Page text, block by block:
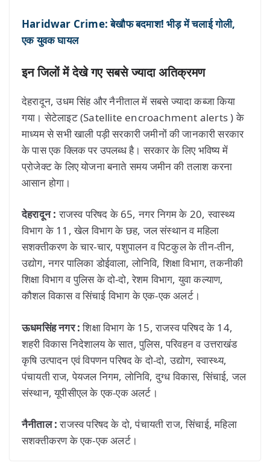
Haridwar Crime: बेखौफ बदमाश! भीड़ में चलाई गोली,
एक युवक घायल
इन जिलों में देखे गए सबसे ज्यादा अतिक्रमण
देहरादून, उधम सिंह और नैनीताल में सबसे ज्यादा कब्जा किया
गया। सेटेलाइट (Satellite encroachment alerts ) के
माध्यम से सभी खाली पड़ी सरकारी जमीनों की जानकारी सरकार
के पास एक क्लिक पर उपलब्ध है। सरकार के लिए भविष्य में
प्रोजेक्ट के लिए योजना बनाते समय जमीन की तलाश करना
आसान होगा।
देहरादून :राजस्व परिषद के 65, नगर निगम के 20, स्वास्थ्य
विभाग के 11, खेल विभाग के छह, जल संस्थान व महिला
सशक्तीकरण के चार-चार, पशुपालन व पिटकुल के तीन-तीन,
उद्योग, नगर पालिका डोईवाला, लोनिवि, शिक्षा विभाग, तकनीकी
शिक्षा विभाग व पुलिस के दो-दो, रेशम विभाग, युवा कल्याण,
कौशल विकास व सिंचाई विभाग के एक-एक अलर्ट।
ऊधमसिंह नगर :शिक्षा विभाग के 15, राजस्व परिषद के 14,
शहरी विकास निदेशालय के सात, पुलिस, परिवहन व उत्तराखंड
कृषि उत्पादन एवं विपणन परिषद के दो-दो, उद्योग, स्वास्थ्य,
पंचायती राज, पेयजल निगम, लोनिवि, दुग्ध विकास, सिंचाई, जल
संस्थान, यूपीसीएल के एक-एक अलर्ट।
नैनीताल :राजस्व परिषद के दो, पंचायती राज, सिंचाई, महिला
सशक्तीकरण के एक-एक अलर्ट।